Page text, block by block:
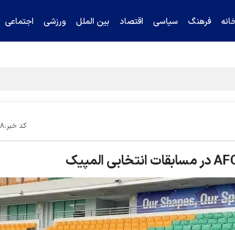
فرهنگ سیاسی اقتصاد بین الملل ورزشی اجتماعی
خرازی درباره پزشکیان را تکذیب کرد
کد خبر:۹۰۰۸۶۸